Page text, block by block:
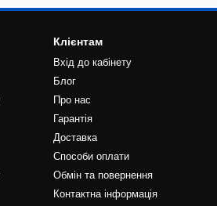
Клієнтам
Вхід до кабінету
Блог
Про нас
Гарантія
Доставка
Способи оплати
Обмін та повернення
Контактна інформація